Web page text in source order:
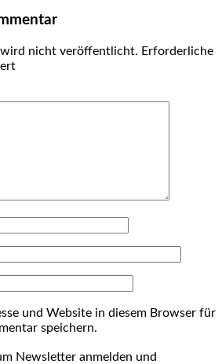
wird nicht veröffentlicht. Erforderliche
und Website in diesem Browser für
speichern.
Newsletter anmelden und